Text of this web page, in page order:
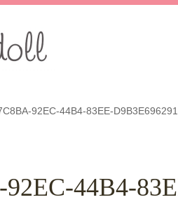
92EC-44B4-83EE-
44B4-